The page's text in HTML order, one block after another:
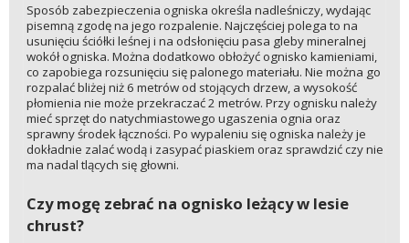
Sposób zabezpieczenia ogniska określa nadleśniczy, wydając
pisemną zgodę na jego rozpalenie. Najczęściej polega to na
usunięciu ściółki leśnej i na odsłonięciu pasa gleby mineralnej
wokół ogniska. Można dodatkowo obłożyć ognisko kamieniami,
co zapobiega rozsunięciu się palonego materiału. Nie można go
rozpalać bliżej niż 6 metrów od stojących drzew, a wysokość
płomienia nie może przekraczać 2 metrów. Przy ognisku należy
mieć sprzęt do natychmiastowego ugaszenia ognia oraz
sprawny środek łączności. Po wypaleniu się ogniska należy je
dokładnie zalać wodą i zasypać piaskiem oraz sprawdzić czy nie
ma nadal tlących się głowni.
Czy mogę zebrać na ognisko leżący w lesie
chrust?